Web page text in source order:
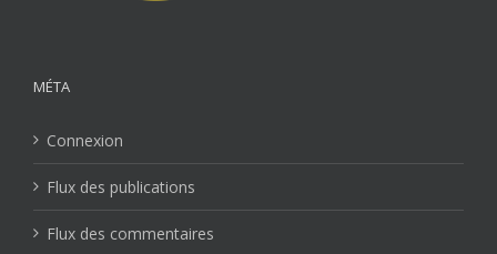
MÉTA
Connexion
Flux des publications
Flux des commentaires